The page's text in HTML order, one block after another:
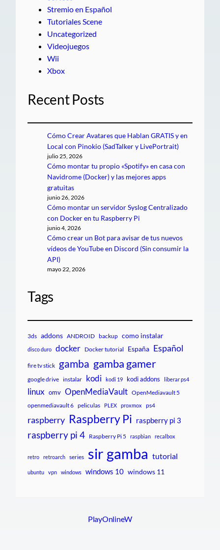
Stremio en Español
Tutoriales Scene
Uncategorized
Videojuegos
Wii
Xbox
Recent Posts
Cómo Crear Avatares que Hablan GRATIS y en
Local con Pinokio (SadTalker y LivePortrait)
julio 25, 2026
Cómo montar tu propio «Spotify» en casa con
Navidrome (Docker) y las mejores apps
gratuitas
junio 26, 2026
Cómo montar un servidor Syslog Centralizado
con Docker en tu Raspberry Pi
junio 4, 2026
Cómo crear un Bot para avisar de tus nuevos
vídeos de YouTube en Discord (Sin consumir la
API)
mayo 22, 2026
Tags
3ds addons ANDROID backup como instalar
disco duro docker Docker tutorial España Español
fire tv stick gamba gamba gamer
google drive instalar kodi kodi 19 kodi addons liberar ps4
linux omv OpenMediaVault OpenMediavault 5
openmediavault 6 peliculas PLEX proxmox ps4
raspberry Raspberry Pi raspberry pi 3
raspberry pi 4 Raspberry Pi 5 raspbian recalbox
retro retroarch series sir gamba tutorial
ubuntu vpn windows windows 10 windows 11
PlayOnlineW